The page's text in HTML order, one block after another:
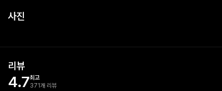
사진
리뷰
4.7최고
371개 리뷰